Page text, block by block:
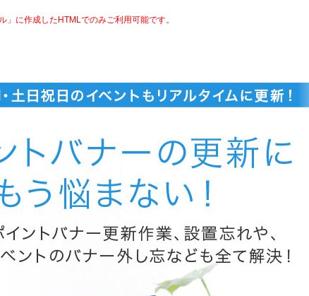
に作成したHTMLでのみご利用可能です。